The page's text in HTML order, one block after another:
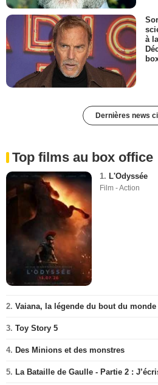
à
Dernières news
Top films au box office
1. L'Odyssée
Film - Action
2. Vaiana, la légende du bout du monde
3. Toy Story 5
4. Des Minions et des monstres
5. La Bataille de Gaulle - Partie 2 :